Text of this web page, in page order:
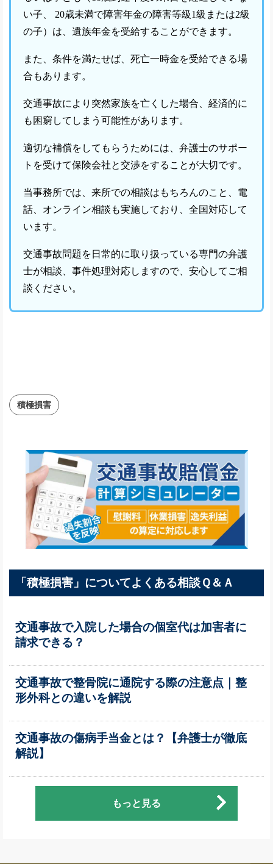
い子、 20歳未満で障害年金の障害等級1級または2級
の子）は、遺族年金を受給することができます。
また、条件を満たせば、死亡一時金を受給できる場
合もあります。
交通事故により突然家族を亡くした場合、経済的に
も困窮してしまう可能性があります。
適切な補償をしてもらうためには、弁護士のサポー
トを受けて保険会社と交渉をすることが大切です。
当事務所では、来所での相談はもちろんのこと、電
話、オンライン相談も実施しており、全国対応して
います。
交通事故問題を日常的に取り扱っている専門の弁護
士が相談、事件処理対応しますので、安心してご相
談ください。
積極損害
「積極損害」についてよくある相談Ｑ＆Ａ
交通事故で入院した場合の個室代は加害者に
請求できる？
交通事故で整骨院に通院する際の注意点｜整
形外科との違いを解説
交通事故の傷病手当金とは？【弁護士が徹底
解説】
もっと見る